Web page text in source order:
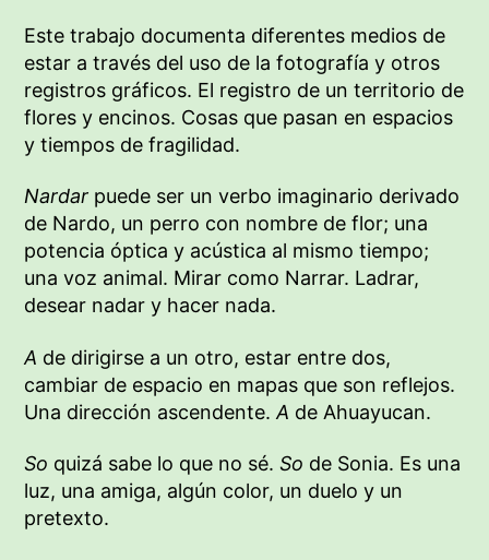
Este trabajo documenta diferentes medios de
estar a través del uso de la fotografía y otros
registros gráficos. El registro de un territorio de
flores y encinos. Cosas que pasan en espacios
y tiempos de fragilidad.
Nardar puede ser un verbo imaginario derivado
de Nardo, un perro con nombre de flor; una
potencia óptica y acústica al mismo tiempo;
una voz animal. Mirar como Narrar. Ladrar,
desear nadar y hacer nada.
A de dirigirse a un otro, estar entre dos,
cambiar de espacio en mapas que son reflejos.
Una dirección ascendente.A de Ahuayucan.
So quizá sabe lo que no sé.So de Sonia. Es una
luz, una amiga, algún color, un duelo y un
pretexto.